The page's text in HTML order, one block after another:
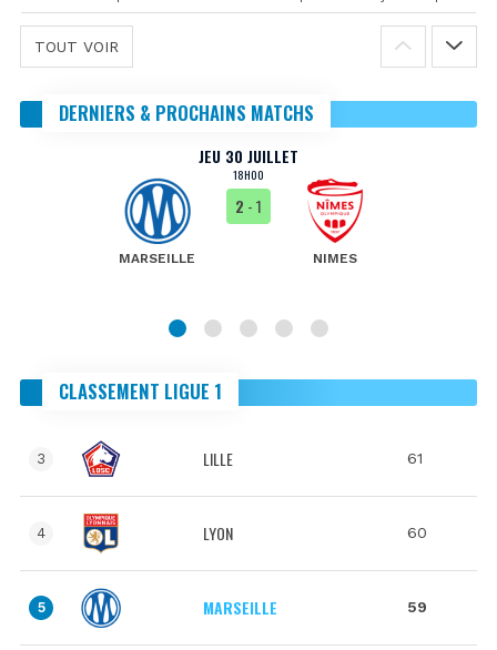
TOUT VOIR
DERNIERS & PROCHAINS MATCHS
JEU 30 JUILLET
18H00
MARSEILLE
2 - 1
NIMES
CLASSEMENT LIGUE 1
3 LILLE 61
4 LYON 60
5 MARSEILLE 59